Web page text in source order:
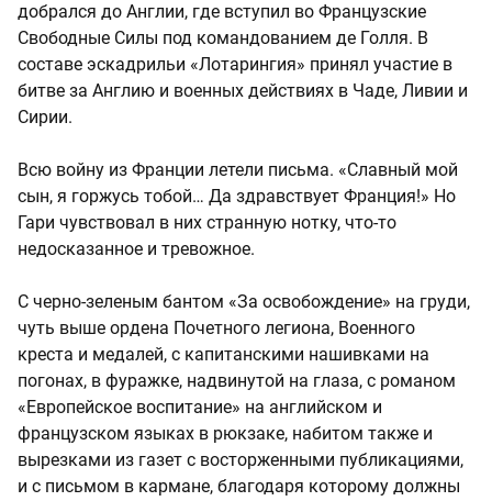
добрался до Англии, где вступил во Французские
Свободные Силы под командованием де Голля. В
составе эскадрильи «Лотарингия» принял участие в
битве за Англию и военных действиях в Чаде, Ливии и
Сирии.
Всю войну из Франции летели письма. «Славный мой
сын, я горжусь тобой… Да здравствует Франция!» Но
Гари чувствовал в них странную нотку, что-то
недосказанное и тревожное.
С черно-зеленым бантом «За освобождение» на груди,
чуть выше ордена Почетного легиона, Военного
креста и медалей, с капитанскими нашивками на
погонах, в фуражке, надвинутой на глаза, с романом
«Европейское воспитание» на английском и
французском языках в рюкзаке, набитом также и
вырезками из газет с восторженными публикациями,
и с письмом в кармане, благодаря которому должны